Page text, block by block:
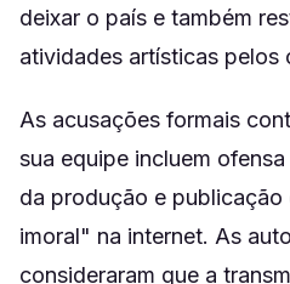
deixar o país e também
atividades artísticas pelos
As acusações formais
sua equipe incluem
da produção e
imoral" na internet. As
consideraram que a